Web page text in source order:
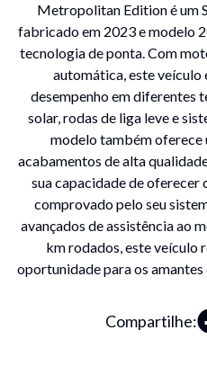
Metropolitan Edition é um
fabricado em 2023 e modelo
tecnologia de ponta. Com
automática, este veículo
desempenho em diferentes
solar, rodas de liga leve e
modelo também
acabamentos de alta
sua capacidade de oferecer
comprovado pelo seu
avançados de assistência ao
km rodados, este veículo
oportunidade para os amantes
Compartilhe: